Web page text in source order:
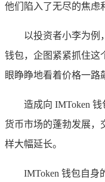
他们陷入了无尽的焦虑
以投资者小李为例
钱包，企图紧紧抓住这
眼睁睁地看着价格一路
造成向 IMToken
货币市场的蓬勃发展，
样大幅延长。
IMToken 钱包自身